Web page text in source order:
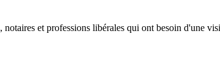
et professions libérales qui ont besoin d'une